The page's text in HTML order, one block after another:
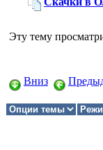
Эту тему
Вниз